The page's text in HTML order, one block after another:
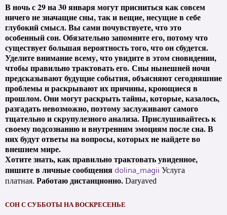
В ночь с 29 на 30 января могут присниться как совсем
ничего не значащие сны, так и вещие, несущие в себе
глубокий смысл. Вы сами почувствуете, что это
особенный сон. Обязательно запомните его, потому что
существует большая вероятность того, что он сбудется.
Уделите внимание всему, что увидите в этом сновидении,
чтобы правильно трактовать его. Сны нынешней ночи
предсказывают будущие события, объясняют сегодняшние
проблемы и раскрывают их причины, кроющиеся в
прошлом. Они могут раскрыть тайны, которые, казалось,
разгадать невозможно, поэтому заслуживают самого
тщательно и скрупулезного анализа. Прислушивайтесь к
своему подсознанию и внутренним эмоциям после сна. В
них будут ответы на вопросы, которых не найдете во
внешнем мире.
Хотите знать, как правильно трактовать увиденное,
пишите в личные сообщения dolina_magii Услуга
платная. Работаю дистанционно. Daryaved
СОН С СУББОТЫ НА ВОСКРЕСЕНЬЕ